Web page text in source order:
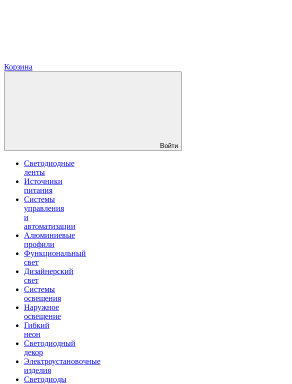
Корзина
Войти
Светодиодные
ленты
Источники
питания
Системы
управления
и
автоматизации
Алюминиевые
профили
Функциональный
свет
Дизайнерский
свет
Системы
освещения
Наружное
освещение
Гибкий
неон
Светодиодный
декор
Электроустановочные
изделия
Светодиоды